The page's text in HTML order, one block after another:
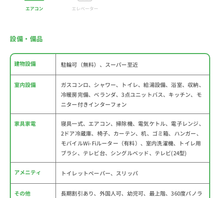
エアコン エレベーター
設備・備品
建物設備 駐輪可（無料）、スーパー至近
室内設備
ガスコンロ、シャワー、トイレ、給湯設備、浴室、収納、
冷暖房完備、ベランダ、3点ユニットバス、キッチン、モ
ニター付きインターフォン
家具家電
寝具一式、エアコン、掃除機、電気ケトル、電子レンジ、
2ドア冷蔵庫、椅子、カーテン、机、ゴミ箱、ハンガー、
モバイルWi-Fiルーター（有料）、室内洗濯機、トイレ用
ブラシ、テレビ台、シングルベッド、テレビ(24型)
アメニティ トイレットペーパー、スリッパ
その他
長期割引あり、外国人可、幼児可、最上階、360度パノラ